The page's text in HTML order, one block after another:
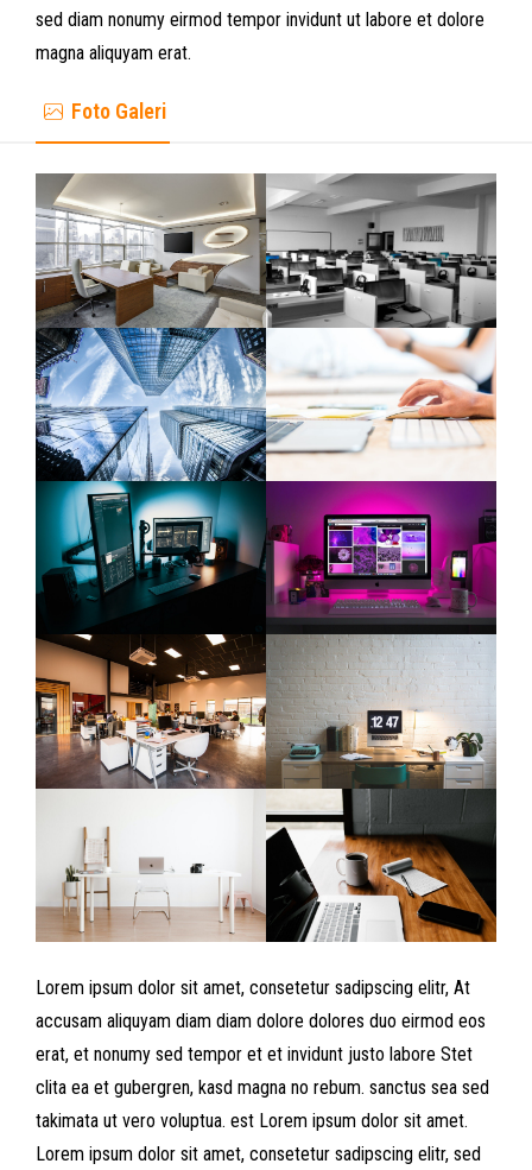
sed diam nonumy eirmod tempor invidunt ut labore et dolore
magna aliquyam erat.
Foto Galeri
Lorem ipsum dolor sit amet, consetetur sadipscing elitr, At
accusam aliquyam diam diam dolore dolores duo eirmod eos
erat, et nonumy sed tempor et et invidunt justo labore Stet
clita ea et gubergren, kasd magna no rebum. sanctus sea sed
takimata ut vero voluptua. est Lorem ipsum dolor sit amet.
Lorem ipsum dolor sit amet, consetetur sadipscing elitr, sed